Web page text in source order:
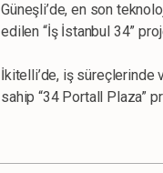
Güneşli’de, en son
edilen “İş İstanbul 34”
İkitelli’de, iş
sahip “34 Portall Plaza”